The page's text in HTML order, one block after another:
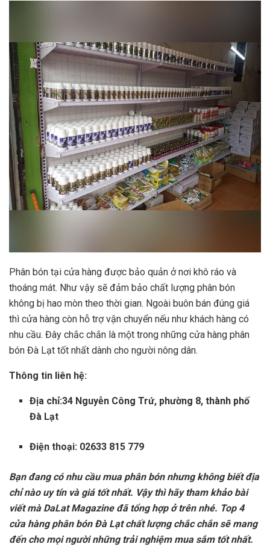
Phân bón tại cửa hàng được bảo quản ở nơi khô ráo và
thoáng mát. Như vậy sẽ đảm bảo chất lượng phân bón
không bị hao mòn theo thời gian. Ngoài buôn bán đúng giá
thì cửa hàng còn hỗ trợ vận chuyển nếu như khách hàng có
nhu cầu. Đây chắc chắn là một trong những cửa hàng phân
bón Đà Lạt tốt nhất dành cho người nông dân.
Thông tin liên hệ:
Địa chỉ:34 Nguyễn Công Trứ, phường 8, thành phố
Đà Lạt
Điện thoại: 02633 815 779
Bạn đang có nhu cầu mua phân bón nhưng không biết địa
chỉ nào uy tín và giá tốt nhất. Vậy thì hãy tham khảo bài
viết mà DaLat Magazine đã tổng hợp ở trên nhé. Top 4
cửa hàng phân bón Đà Lạt chất lượng chắc chắn sẽ mang
đến cho mọi người những trải nghiệm mua sắm tốt nhất.